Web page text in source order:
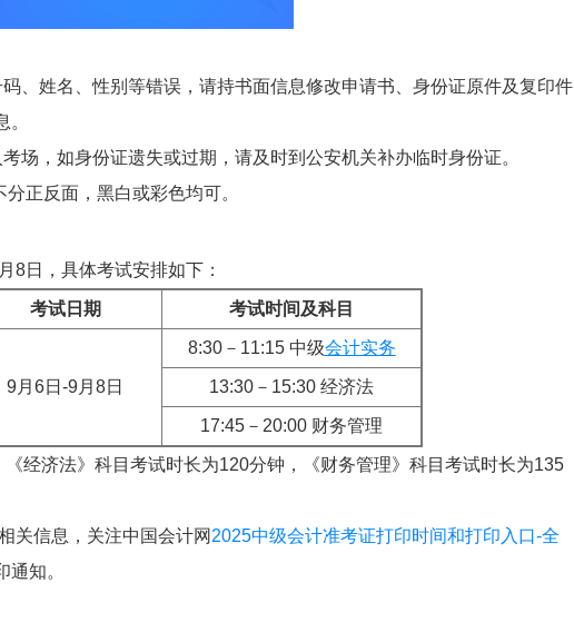
、姓名、性别等错误，请持书面信息修改申请书、身份证原件及复印件
场，如身份证遗失或过期，请及时到公安机关补办临时身份证。
正反面，黑白或彩色均可。
8日，具体考试安排如下：
考试日期 考试时间及科目
9月6日-9月8日
8:30－11:15 中级会计实务
13:30－15:30 经济法
17:45－20:00 财务管理
《经济法》科目考试时长为120分钟，《财务管理》科目考试时长为135
关信息，关注中国会计网 2025中级会计准考证打印时间和打印入口-全
知。